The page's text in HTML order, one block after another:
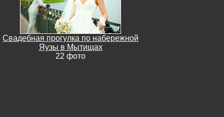
Свадебная прогулка по набережной
Яузы в Мытищах
22 фото